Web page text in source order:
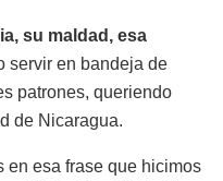
su maldad, esa
servir en bandeja de
patrones, queriendo
de Nicaragua.
en esa frase que hicimos